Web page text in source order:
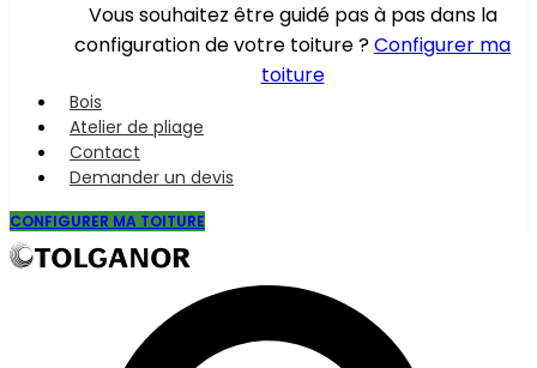
Vous souhaitez être guidé pas à pas dans la
configuration de votre toiture ?Configurer ma
toiture
Bois
Atelier de pliage
Contact
Demander un devis
CONFIGURER MA TOITURE